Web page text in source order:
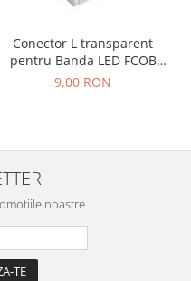
Conector L transparent
pentru Banda LED FCOB
8mm, colt 90°, fara
9,00 RON
noastre